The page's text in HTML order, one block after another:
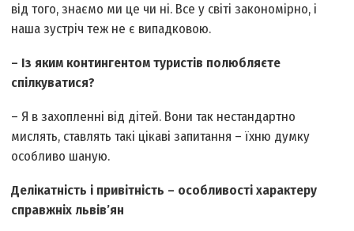
від того, знаємо ми це чи ні. Все у світі закономірно, і
наша зустріч теж не є випадковою.
– Із яким контингентом туристів полюбляєте
спілкуватися?
– Я в захопленні від дітей. Вони так нестандартно
мислять, ставлять такі цікаві запитання – їхню думку
особливо шаную.
Делікатність і привітність – особливості характеру
справжніх львів’ян